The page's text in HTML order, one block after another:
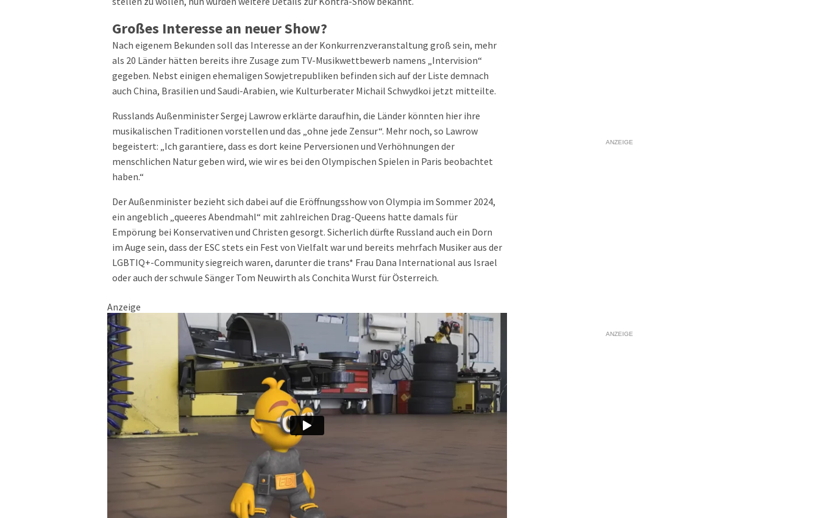
Großes Interesse an neuer Show?
Nach eigenem Bekunden soll das Interesse an der Konkurrenzveranstaltung groß sein, mehr
als 20 Länder hätten bereits ihre Zusage zum TV-Musikwettbewerb namens „Intervision“
gegeben. Nebst einigen ehemaligen Sowjetrepubliken befinden sich auf der Liste demnach
auch China, Brasilien und Saudi-Arabien, wie Kulturberater Michail Schwydkoi jetzt mitteilte.
Russlands Außenminister Sergej Lawrow erklärte daraufhin, die Länder könnten hier ihre
musikalischen Traditionen vorstellen und das „ohne jede Zensur“. Mehr noch, so Lawrow
begeistert: „Ich garantiere, dass es dort keine Perversionen und Verhöhnungen der
menschlichen Natur geben wird, wie wir es bei den Olympischen Spielen in Paris beobachtet
haben.“
Der Außenminister bezieht sich dabei auf die Eröffnungsshow von Olympia im Sommer 2024,
ein angeblich „queeres Abendmahl“ mit zahlreichen Drag-Queens hatte damals für
Empörung bei Konservativen und Christen gesorgt. Sicherlich dürfte Russland auch ein Dorn
im Auge sein, dass der ESC stets ein Fest von Vielfalt war und bereits mehrfach Musiker aus der
LGBTIQ+-Community siegreich waren, darunter die trans* Frau Dana International aus Israel
oder auch der schwule Sänger Tom Neuwirth als Conchita Wurst für Österreich.
Anzeige
ANZEIGE
ANZEIGE